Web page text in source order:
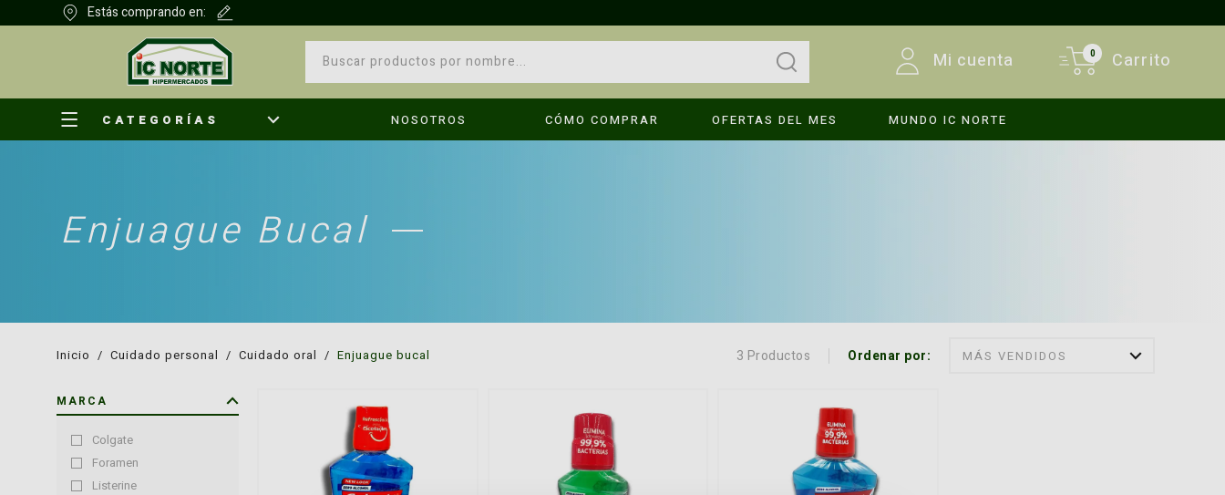
Estás comprando en:
Mi cuenta
INICIAR SESIÓN
0 Carrito
CATEGORÍAS NOSOTROS CÓMO COMPRAR OFERTAS DEL MES MUNDO IC NORTE
Enjuague Bucal
inicio / cuidado personal / cuidado oral / enjuague bucal 3 Productos Ordenar por: MÁS VENDIDOS
MARCA
colgate
foramen
listerine